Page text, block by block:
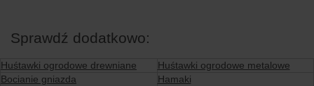
Sprawdź dodatkowo:
Huśtawki ogrodowe drewniane
Huśtawki ogrodowe metalowe
Bocianie gniazda
Hamaki